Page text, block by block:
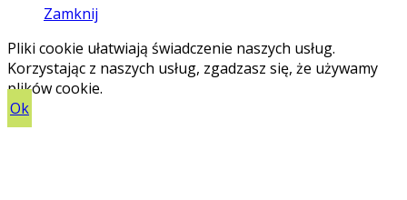
Zamknij
Pliki cookie ułatwiają świadczenie naszych usług.
Korzystając z naszych usług, zgadzasz się, że używamy
plików cookie.
Ok